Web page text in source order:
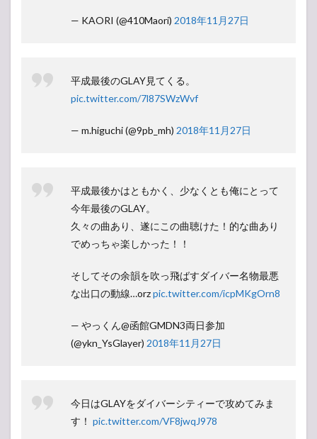
— KAORI (@410Maori) 2018年11月27日
平成最後のGLAY見てくる。
pic.twitter.com/7l87SWzWvf
— m.higuchi (@9pb_mh) 2018年11月27日
平成最後かはともかく、少なくとも俺にとって
今年最後のGLAY。
久々の曲あり、遂にこの曲聴けた！的な曲あり
でめっちゃ楽しかった！！
そしてその余韻を吹っ飛ばすダイバー名物最悪
な出口の動線…orzpic.twitter.com/icpMKgOrn8
— やっくん@函館GMDN3両日参加
(@ykn_YsGlayer) 2018年11月27日
今日はGLAYをダイバーシティーで攻めてみま
す！ pic.twitter.com/VF8jwqJ978